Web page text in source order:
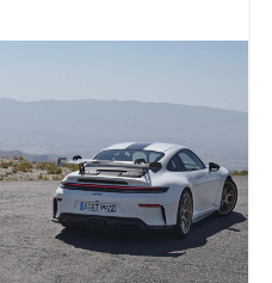
スズキ｜Suzuki
ドスター｜Mazda Roadster